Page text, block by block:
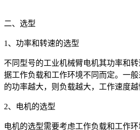
二、选型
1、功率和转速的选型
不同型号的工业机械臂电机其功率和
据工作负载和工作环境不同而定。一
的功率越大，则负载越大，工作速度越
2、电机的选型
电机的选型需要考虑工作负载和工作